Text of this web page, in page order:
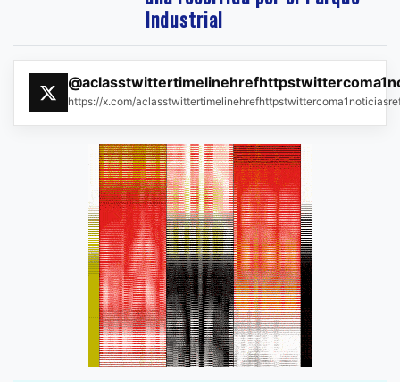
Industrial
https://x.com/